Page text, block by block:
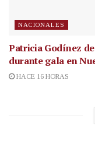
NACIONALES
Patricia Godínez
durante gala en
HACE 16 HORAS